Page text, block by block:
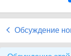
Обсуждение